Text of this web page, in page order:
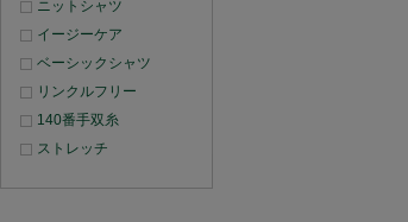
ニットシャツ
イージーケア
ベーシックシャツ
リンクルフリー
140番手双糸
ストレッチ